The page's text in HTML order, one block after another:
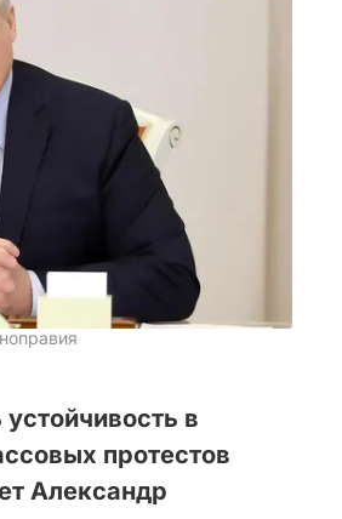
в
протестов
Александр